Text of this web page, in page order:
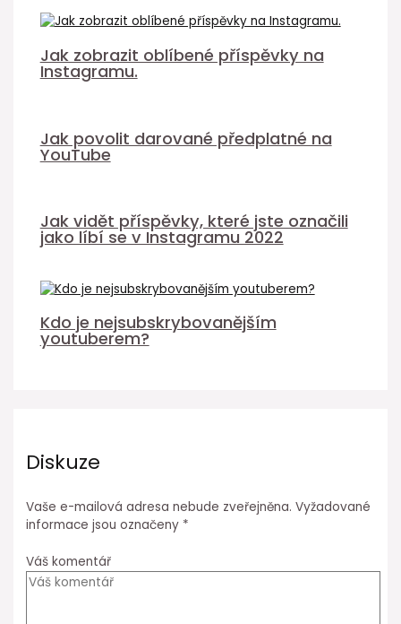
Jak zobrazit oblíbené příspěvky na
Instagramu.
Jak povolit darované předplatné na
YouTube
Jak vidět příspěvky, které jste označili
jako líbí se v Instagramu 2022
Kdo je nejsubskrybovanějším
youtuberem?
Diskuze
Vaše e-mailová adresa nebude zveřejněna. Vyžadované
informace jsou označeny *
Váš komentář